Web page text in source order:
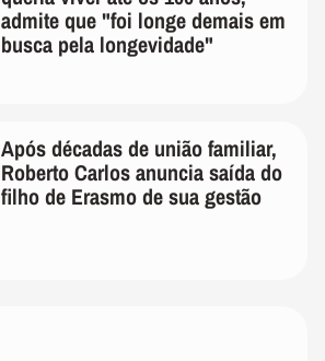
admite que "foi longe demais em
busca pela longevidade"
Após décadas de união familiar,
Roberto Carlos anuncia saída do
filho de Erasmo de sua gestão